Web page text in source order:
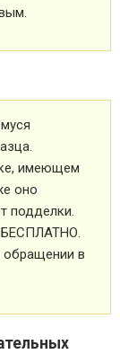
имеющем
оно
подделки.
БЕСПЛАТНО.
обращении в